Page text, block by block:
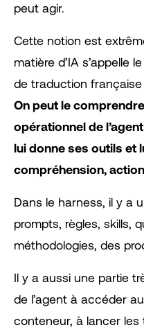
peut agir.
Cette notion est
matière d’IA s’appelle le
de traduction
On peut le
opérationnel de
lui donne ses outils et
compréhension,
Dans le harness, il y a
prompts, règles, skills,
méthodologies, des
Il y a aussi une partie
de l’agent à accéder
conteneur, à lancer